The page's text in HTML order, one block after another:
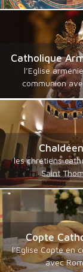
Catholique
l’Eglise
communion
les chrétiens
Saint
Copte
l’Eglise Copte en
avec